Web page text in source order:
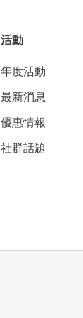
活動
年度活動
最新消息
優惠情報
社群話題